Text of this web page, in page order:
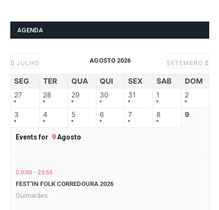
AGENDA
JULHO AGOSTO 2026 SETEMBRO
SEG TER QUA QUI SEX SAB DOM
27 28 29 30 31 1 2
3 4 5 6 7 8 9
Events for 9Agosto
0:00 - 23:55
FEST’IN FOLK CORREDOURA 2026
Guimarães